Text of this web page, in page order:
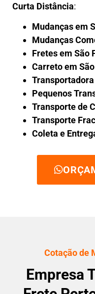
Curta Distância:
Mudanças em
Mudanças
Fretes em São
Carreto em
Pequenos
Transporte de
Transporte
Coleta e
Cotação de
Empresa